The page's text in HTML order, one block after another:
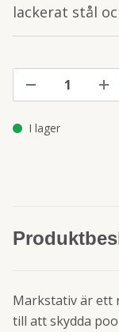
lackerat stål
I lager
Markstativ är ett
till att skydda